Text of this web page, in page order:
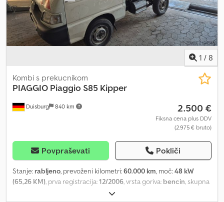
1 / 8
Duisburg 840 km
Kombi s prekucnikom
PIAGGIO Piaggio S85 Kipper
2.500 €
Fiksna cena plus DDV
(2.975 € bruto)
Povpraševati Pokliči
Stanje: rabljeno, prevoženi kilometri:60.000 km, moč:48 kW
(65,26 KM) , prva registracija:12/2006 , vrsta goriva: bencin , skupna
mehanski